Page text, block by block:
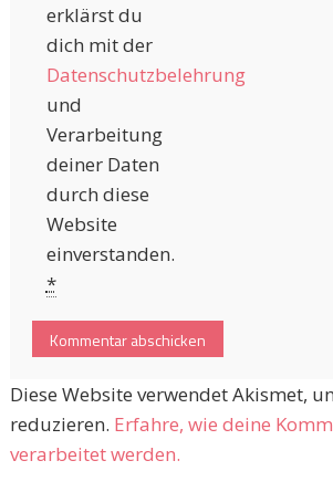
erklärst du
dich mit der
Datenschutzbelehrung
und
Verarbeitung
deiner Daten
durch diese
Website
einverstanden.
*
Diese Website verwendet Akismet,
reduzieren. Erfahre, wie deine
verarbeitet werden.